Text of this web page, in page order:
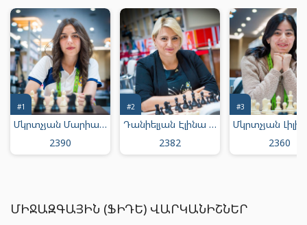
Մկրտչյան Մարիամ Արմենի
2390
#1
Դանիելյան Էլինա Յուրայի
2382
#2
2360
#3
ՄԻՋԱԶԳԱՅԻՆ (ՖԻԴԵ) ՎԱՐԿԱՆԻՇՆԵՐ